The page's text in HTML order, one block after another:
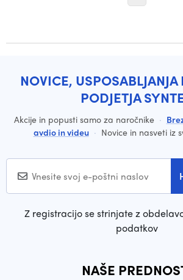
NOVICE,
PODJETJA
Akcije in popusti samo za naročnike ·
avdio in videu · Novice in nasveti iz
Z registracijo se strinjate z
podatkov
NAŠE